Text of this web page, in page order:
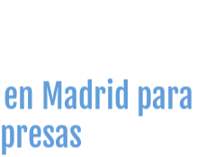
en Madrid para